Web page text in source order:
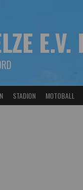
STADION MOTOBALL